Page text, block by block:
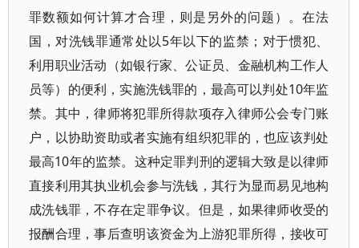
罪数额如何计算才合理，则是另外的问题）。在法
国，对洗钱罪通常处以5年以下的监禁；对于惯犯、
利用职业活动（如银行家、公证员、金融机构工作人
员等）的便利，实施洗钱罪的，最高可以判处10年监
禁。其中，律师将犯罪所得款项存入律师公会专门账
户，以协助资助或者实施有组织犯罪的，也应该判处
最高10年的监禁。这种定罪判刑的逻辑大致是以律师
直接利用其执业机会参与洗钱，其行为显而易见地构
成洗钱罪，不存在定罪争议。但是，如果律师收受的
报酬合理，事后查明该资金为上游犯罪所得，接收可